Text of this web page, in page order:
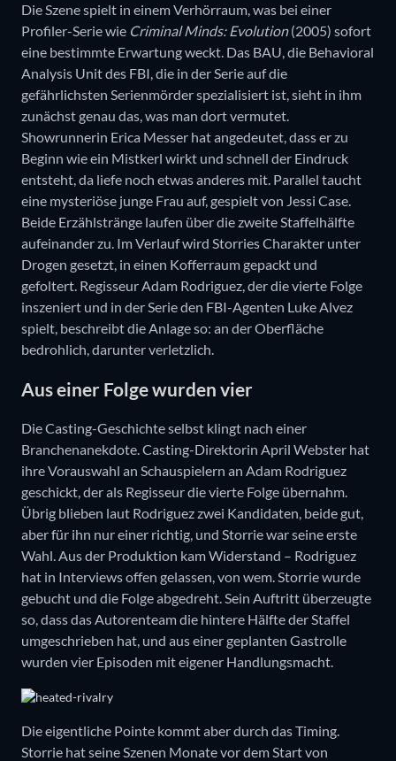
Die Szene spielt in einem Verhörraum, was bei einer
Profiler-Serie wie Criminal Minds: Evolution(2005) sofort
eine bestimmte Erwartung weckt. Das BAU, die Behavioral
Analysis Unit des FBI, die in der Serie auf die
gefährlichsten Serienmörder spezialisiert ist, sieht in ihm
zunächst genau das, was man dort vermutet.
Showrunnerin Erica Messer hat angedeutet, dass er zu
Beginn wie ein Mistkerl wirkt und schnell der Eindruck
entsteht, da liefe noch etwas anderes mit. Parallel taucht
eine mysteriöse junge Frau auf, gespielt von Jessi Case.
Beide Erzählstränge laufen über die zweite Staffelhälfte
aufeinander zu. Im Verlauf wird Storries Charakter unter
Drogen gesetzt, in einen Kofferraum gepackt und
gefoltert. Regisseur Adam Rodriguez, der die vierte Folge
inszeniert und in der Serie den FBI-Agenten Luke Alvez
spielt, beschreibt die Anlage so: an der Oberfläche
bedrohlich, darunter verletzlich.
Aus einer Folge wurden vier
Die Casting-Geschichte selbst klingt nach einer
Branchenanekdote. Casting-Direktorin April Webster hat
ihre Vorauswahl an Schauspielern an Adam Rodriguez
geschickt, der als Regisseur die vierte Folge übernahm.
Übrig blieben laut Rodriguez zwei Kandidaten, beide gut,
aber für ihn nur einer richtig, und Storrie war seine erste
Wahl. Aus der Produktion kam Widerstand – Rodriguez
hat in Interviews offen gelassen, von wem. Storrie wurde
gebucht und die Folge abgedreht. Sein Auftritt überzeugte
so, dass das Autorenteam die hintere Hälfte der Staffel
umgeschrieben hat, und aus einer geplanten Gastrolle
wurden vier Episoden mit eigener Handlungsmacht.
Die eigentliche Pointe kommt aber durch das Timing.
Storrie hat seine Szenen Monate vor dem Start von